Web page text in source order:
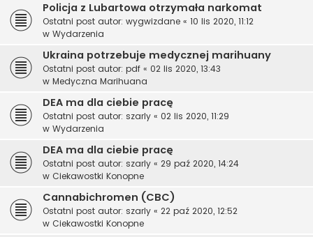
Policja z Lubartowa otrzymała narkomat
Ostatni post autor: wygwizdane « 10 lis 2020, 11:12
w Wydarzenia
Ukraina potrzebuje medycznej marihuany
Ostatni post autor: pdf « 02 lis 2020, 13:43
w Medyczna Marihuana
DEA ma dla ciebie pracę
Ostatni post autor: szarly « 02 lis 2020, 11:29
w Wydarzenia
DEA ma dla ciebie pracę
Ostatni post autor: szarly « 29 paź 2020, 14:24
w Ciekawostki Konopne
Cannabichromen (CBC)
Ostatni post autor: szarly « 22 paź 2020, 12:52
w Ciekawostki Konopne